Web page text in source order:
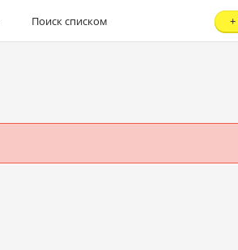
Поиск списком +